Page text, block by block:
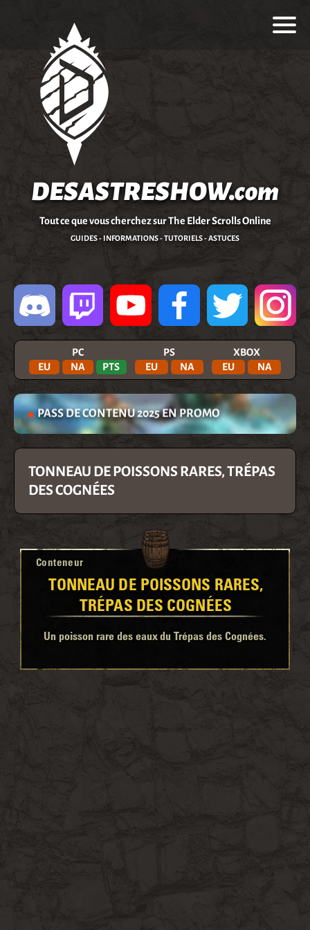
DESASTRESHOW.com
Tout ce que vous cherchez sur The Elder Scrolls Online
GUIDES - INFORMATIONS - TUTORIELS - ASTUCES
PC
EU
NA PTS
PS
EU
NA
XBOX
EU
NA
PASS DE CONTENU 2025 EN PROMO
TONNEAU DE POISSONS RARES, TRÉPAS
DES COGNÉES
Conteneur
TONNEAU DE POISSONS RARES,
TRÉPAS DES COGNÉES
Un poisson rare des eaux du Trépas des Cognées.